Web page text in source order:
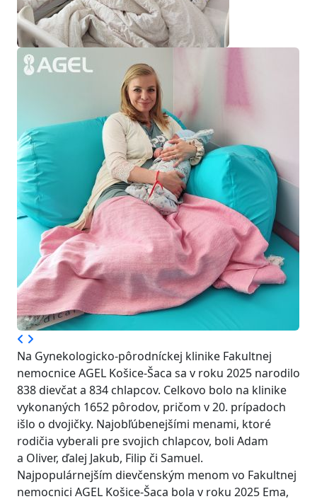
Na Gynekologicko-pôrodníckej klinike Fakultnej
nemocnice AGEL Košice-Šaca sa v roku 2025 narodilo
838 dievčat a 834 chlapcov. Celkovo bolo na klinike
vykonaných 1652 pôrodov, pričom v 20. prípadoch
išlo o dvojičky. Najobľúbenejšími menami, ktoré
rodičia vyberali pre svojich chlapcov, boli Adam
a Oliver, ďalej Jakub, Filip či Samuel.
Najpopulárnejším dievčenským menom vo Fakultnej
nemocnici AGEL Košice-Šaca bola v roku 2025 Ema,